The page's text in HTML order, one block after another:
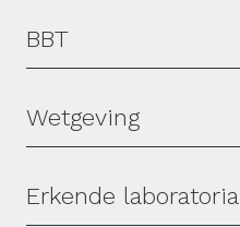
Hoofdmenu
BBT
Wetgeving
Erkende laboratoria